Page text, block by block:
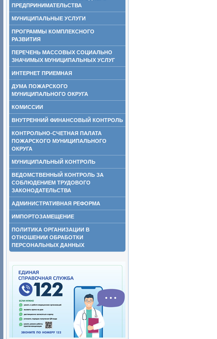
ПРЕДПРИНИМАТЕЛЬСТВА
МУНИЦИПАЛЬНЫЕ УСЛУГИ
ПРОГРАММЫ КОМПЛЕКСНОГО
РАЗВИТИЯ
ПЕРЕЧЕНЬ МАССОВЫХ СОЦИАЛЬНО
ЗНАЧИМЫХ МУНИЦИПАЛЬНЫХ УСЛУГ
ИНТЕРНЕТ ПРИЕМНАЯ
ДУМА ПОЖАРСКОГО
МУНИЦИПАЛЬНОГО ОКРУГА
КОМИССИИ
ВНУТРЕННИЙ ФИНАНСОВЫЙ КОНТРОЛЬ
КОНТРОЛЬНО-СЧЕТНАЯ ПАЛАТА
ПОЖАРСКОГО МУНИЦИПАЛЬНОГО
ОКРУГА
МУНИЦИПАЛЬНЫЙ КОНТРОЛЬ
ВЕДОМСТВЕННЫЙ КОНТРОЛЬ ЗА
СОБЛЮДЕНИЕМ ТРУДОВОГО
ЗАКОНОДАТЕЛЬСТВА
АДМИНИСТРАТИВНАЯ РЕФОРМА
ИМПОРТОЗАМЕЩЕНИЕ
ПОЛИТИКА ОРГАНИЗАЦИИ В
ОТНОШЕНИИ ОБРАБОТКИ
ПЕРСОНАЛЬНЫХ ДАННЫХ